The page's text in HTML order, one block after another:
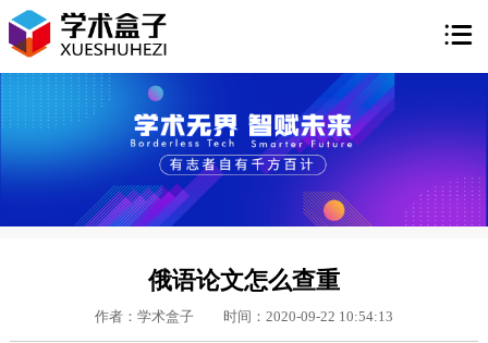

俄语论文怎么查重
作者：学术盒子 时间：2020-09-22 10:54:13